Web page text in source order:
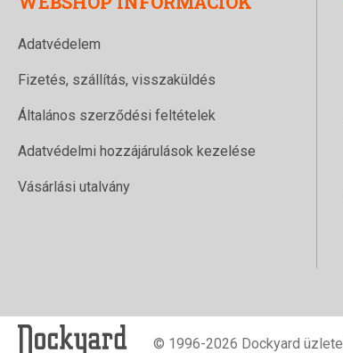
Adatvédelem
Fizetés, szállítás, visszaküldés
Általános szerződési feltételek
Adatvédelmi hozzájárulások kezelése
Vásárlási utalvány
© 1996-2026 Dockyard